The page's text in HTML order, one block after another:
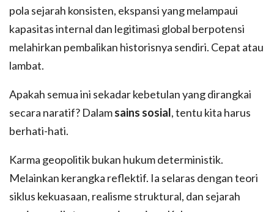
pola sejarah konsisten, ekspansi yang melampaui
kapasitas internal dan legitimasi global berpotensi
melahirkan pembalikan historisnya sendiri. Cepat atau
lambat.
Apakah semua ini sekadar kebetulan yang dirangkai
secara naratif? Dalamsains sosial, tentu kita harus
berhati-hati.
Karma geopolitik bukan hukum deterministik.
Melainkan kerangka reflektif. Ia selaras dengan teori
siklus kekuasaan, realisme struktural, dan sejarah